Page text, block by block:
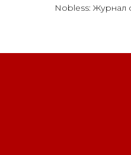
Nobless: Журнал